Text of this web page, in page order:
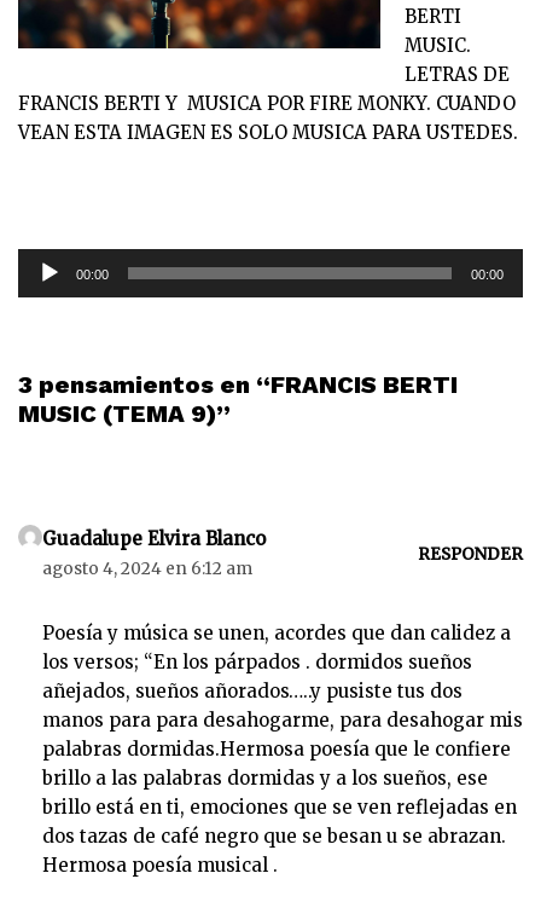
BERTI
MUSIC.
LETRAS DE
FRANCIS BERTI Y MUSICA POR FIRE MONKY. CUANDO
VEAN ESTA IMAGEN ES SOLO MUSICA PARA USTEDES.
o
d
o
r
00:00 00:00
3 pensamientos en “FRANCIS BERTI
MUSIC (TEMA 9)”
Guadalupe Elvira Blanco
agosto 4, 2024 en 6:12 am
RESPONDER
Poesía y música se unen, acordes que dan calidez a
los versos; “En los párpados . dormidos sueños
añejados, sueños añorados…..y pusiste tus dos
manos para para desahogarme, para desahogar mis
palabras dormidas.Hermosa poesía que le confiere
brillo a las palabras dormidas y a los sueños, ese
brillo está en ti, emociones que se ven reflejadas en
dos tazas de café negro que se besan u se abrazan.
Hermosa poesía musical .